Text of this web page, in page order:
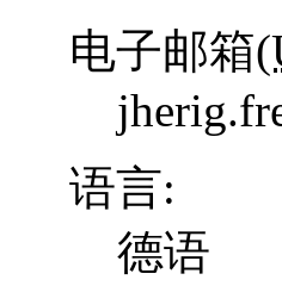
电子邮箱(
语言:
德语